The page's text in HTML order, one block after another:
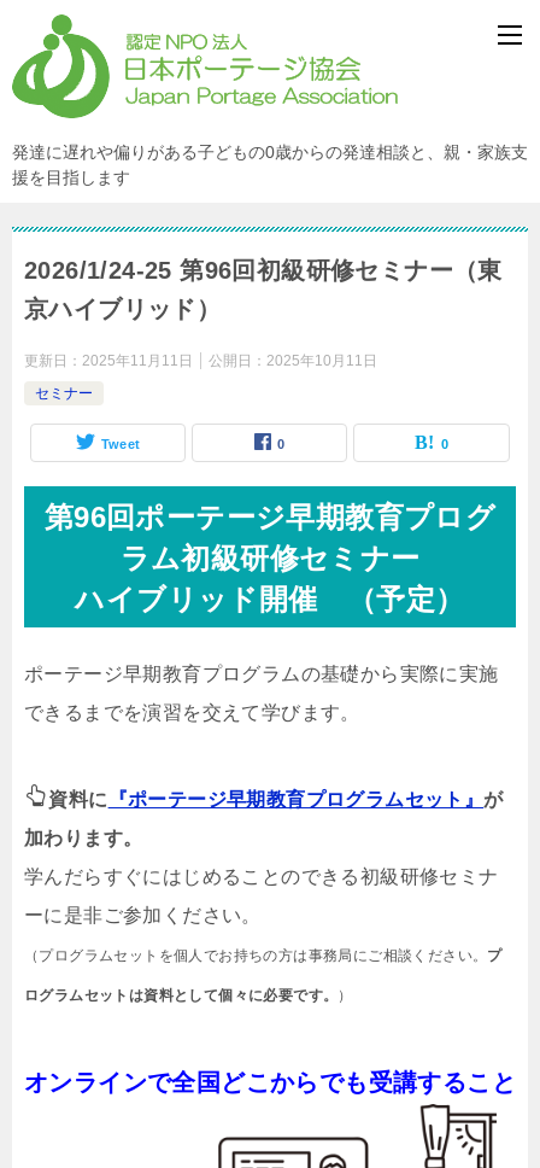
発達に遅れや偏りがある子どもの0歳からの発達相談と、親・家族支
援を目指します
2026/1/24-25 第96回初級研修セミナー（東
京ハイブリッド）
更新日： 2025年11月11日 公開日： 2025年10月11日
セミナー
Tweet 0 0
第96回ポーテージ早期教育プログ
ラム初級研修セミナー
ハイブリッド開催 （予定）
ポーテージ早期教育プログラムの基礎から実際に実施
できるまでを演習を交えて学びます。
資料に 『ポーテージ早期教育プログラムセット』 が
加わります。
学んだらすぐにはじめることのできる初級研修セミナ
ーに是非ご参加ください。
（プログラムセットを個人でお持ちの方は事務局にご相談ください。 プ
ログラムセットは資料として個々に必要です。 ）
オンラインで全国どこからでも受講すること